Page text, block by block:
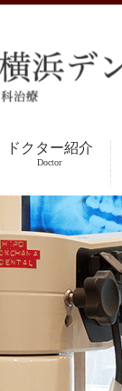
ドクター紹介
Doctor